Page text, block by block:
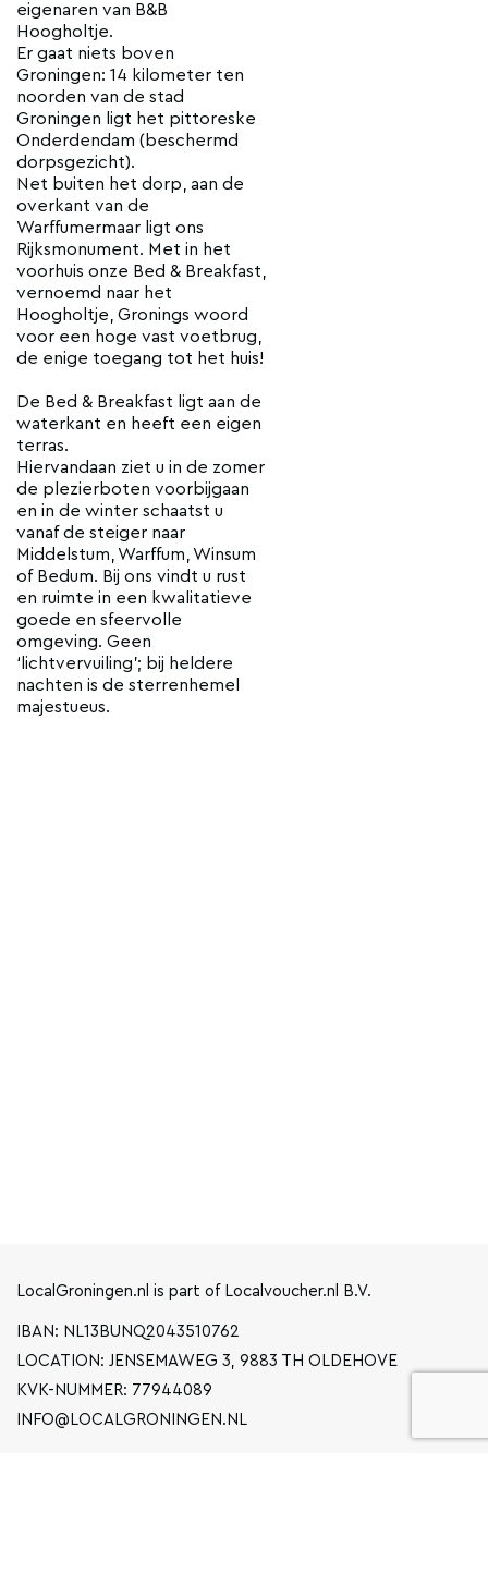
eigenaren van B&B
Hoogholtje.
Er gaat niets boven
Groningen: 14 kilometer ten
noorden van de stad
Groningen ligt het pittoreske
Onderdendam (beschermd
dorpsgezicht).
Net buiten het dorp, aan de
overkant van de
Warffumermaar ligt ons
Rijksmonument. Met in het
voorhuis onze Bed & Breakfast,
vernoemd naar het
Hoogholtje, Gronings woord
voor een hoge vast voetbrug,
de enige toegang tot het huis!
De Bed & Breakfast ligt aan de
waterkant en heeft een eigen
terras.
Hiervandaan ziet u in de zomer
de plezierboten voorbijgaan
en in de winter schaatst u
vanaf de steiger naar
Middelstum, Warffum, Winsum
of Bedum. Bij ons vindt u rust
en ruimte in een kwalitatieve
goede en sfeervolle
omgeving. Geen
‘lichtvervuiling’; bij heldere
nachten is de sterrenhemel
majestueus.
LocalGroningen.nl is part of Localvoucher.nl B.V.
IBAN: NL13BUNQ2043510762
LOCATION: JENSEMAWEG 3, 9883 TH OLDEHOVE
KVK-NUMMER: 77944089
INFO@LOCALGRONINGEN.NL